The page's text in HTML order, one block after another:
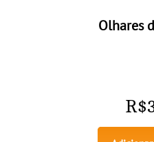
Olhares
R$